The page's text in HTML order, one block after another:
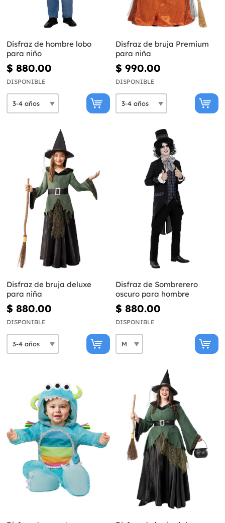
Disfraz de hombre lobo
para niño
$ 880.00
DISPONIBLE
Disfraz de bruja Premium
para niña
$ 990.00
DISPONIBLE
Disfraz de bruja deluxe
para niña
$ 880.00
DISPONIBLE
Disfraz de Sombrerero
oscuro para hombre
$ 880.00
DISPONIBLE